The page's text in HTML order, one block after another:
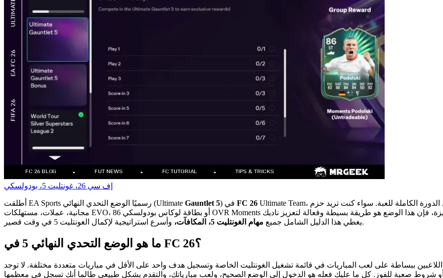
إف سي 26، غونتليت 5، بودولسكي
أطلقت EA Sports رسميًا الوضع التحدي النهائي (Ultimate Gauntlet 5 FC 26 Ultimate Team، وهو بسهولة أحد أفضل مجموعات الأهداف من حيث القيمة خلال الدورة الكاملة للعبة. سواء كنت تريد حزم
يغطي هذا الدليل الشامل جميع مهام الغونتليت 5، المكافآت، وأسرع استراتيجية لإكمال الغونتليت 5 في وقت قصير.
ما هو الوضع التحدي النهائي 5 في FC 26؟
الوقت تكافئ اللاعبين ببساطة على لعب المباريات في قائمة تشغيل الغونتليت الخاصة وتسجيل هدف واحد على الأقل في مباريات متعددة مختلفة. لا توجد